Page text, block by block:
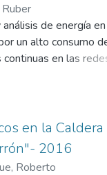
de energía
un alto consumo
en las
la población.
se obtuvo un factor
permitidos
se verifico que
en la Caldera
2016
Roberto